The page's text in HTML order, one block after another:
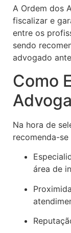
A Ordem dos
fiscalizar e
entre os
sendo
advogado
Como
Na hora de
recomenda-se
área de